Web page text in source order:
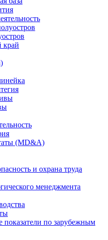
край
(MD&A)
и охрана труда
менеджмента
показатели по зарубежным